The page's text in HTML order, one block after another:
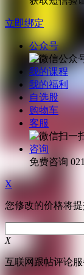
立即绑定
公众号
我的课程
我的福利
自选股
购物车
客服
咨询
免费咨询
X
您修改的价格将
X
互联网跟帖评论